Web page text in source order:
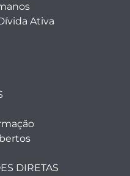
Ativa
DIRETAS